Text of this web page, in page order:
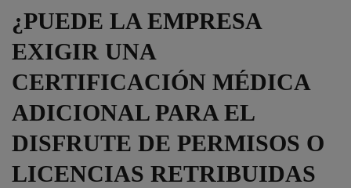
¿PUEDE LA EMPRESA
EXIGIR UNA
CERTIFICACIÓN MÉDICA
ADICIONAL PARA EL
DISFRUTE DE PERMISOS O
LICENCIAS RETRIBUIDAS